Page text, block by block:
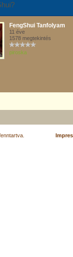
FengShui Tanfolyam
11 éve
1578 megtekintés
piroska